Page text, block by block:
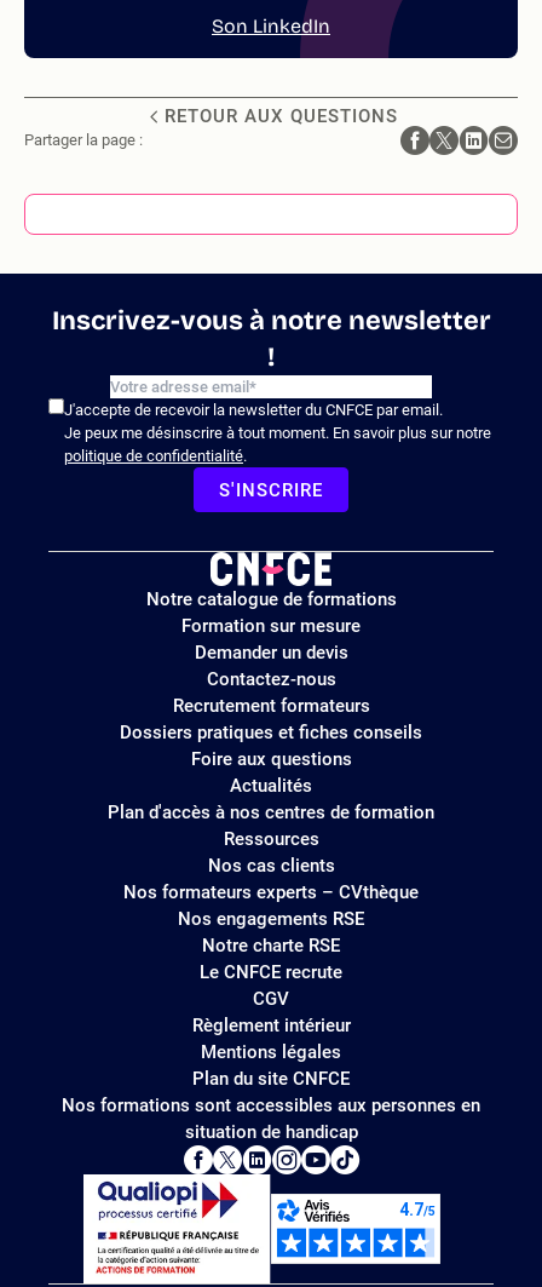
Son LinkedIn
RETOUR AUX QUESTIONS
Partager la page :
Inscrivez-vous à notre newsletter
!
J'accepte de recevoir la newsletter du CNFCE par email.
Je peux me désinscrire à tout moment. En savoir plus sur notre
politique de confidentialité.
S'INSCRIRE
Logo
site
Notre catalogue de formations
Formation sur mesure
Demander un devis
Contactez-nous
Recrutement formateurs
Dossiers pratiques et fiches conseils
Foire aux questions
Actualités
Plan d'accès à nos centres de formation
Ressources
Nos cas clients
Nos formateurs experts – CVthèque
Nos engagements RSE
Notre charte RSE
Le CNFCE recrute
CGV
Règlement intérieur
Mentions légales
Plan du site CNFCE
Nos formations sont accessibles aux personnes en
situation de handicap